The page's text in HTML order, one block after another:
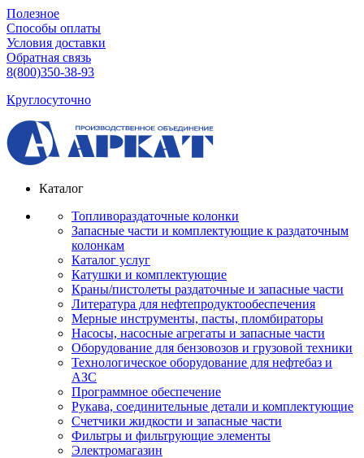
Полезное
Способы оплаты
Условия доставки
Обратная связь
8(800)350-38-93
Круглосуточно
Каталог
Топливораздаточные колонки
Запасные части и комплектующие к раздаточным
колонкам
Каталог услуг
Катушки и комплектующие
Краны/пистолеты раздаточные и запасные части
Литература для нефтепродуктообеспечения
Мерные инструменты, пасты, пломбираторы
Насосы, насосные агрегаты и запасные части
Оборудование для бензовозов и грузовой техники
Технологическое оборудование для нефтебаз и
АЗС
Программное обеспечение
Рукава, соединительные детали и комплектующие
Счетчики жидкости и запасные части
Фильтры и фильтрующие элементы
Электромагазин